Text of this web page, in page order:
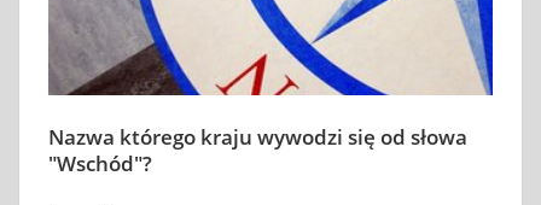
Nazwa którego kraju wywodzi się od słowa
"Wschód"?